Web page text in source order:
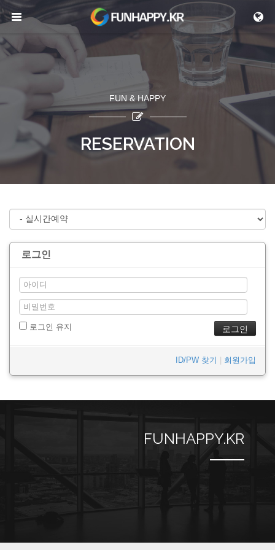
FUN & HAPPY
RESERVATION
로그인
로그인 유지
ID/PW 찾기 회원가입
FUNHAPPY.KR